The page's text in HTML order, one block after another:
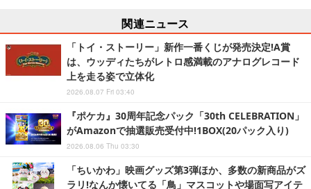
関連ニュース
「トイ・ストーリー」新作一番くじが発売決定!A賞
は、ウッディたちがレトロ感満載のアナログレコード
上を走る姿で立体化
2026.08.07 Fri 03:40
『ポケカ』30周年記念パック「30th CELEBRATION」
がAmazonで抽選販売受付中!1BOX(20パック入り)
2026.08.06 Thu 03:30
「ちいかわ」映画グッズ第3弾ほか、多数の新商品がズ
ラリ!なんか懐いてる「鳥」マスコットや場面写アイテ